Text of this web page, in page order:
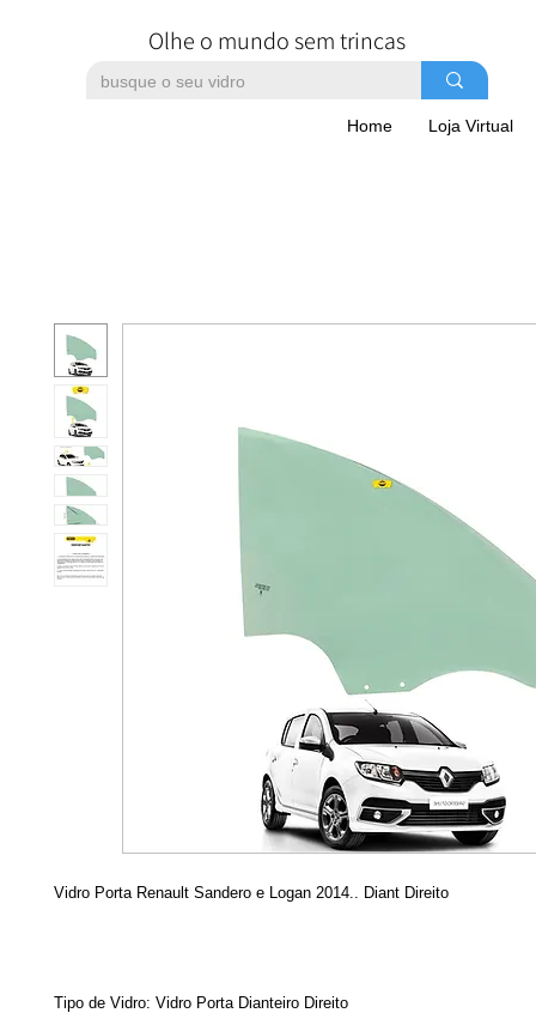
Olhe o mundo sem trincas
Home Loja Virtual
Vidro Porta Renault Sandero e Logan 2014.. Diant Direito
Tipo de Vidro: Vidro Porta Dianteiro Direito